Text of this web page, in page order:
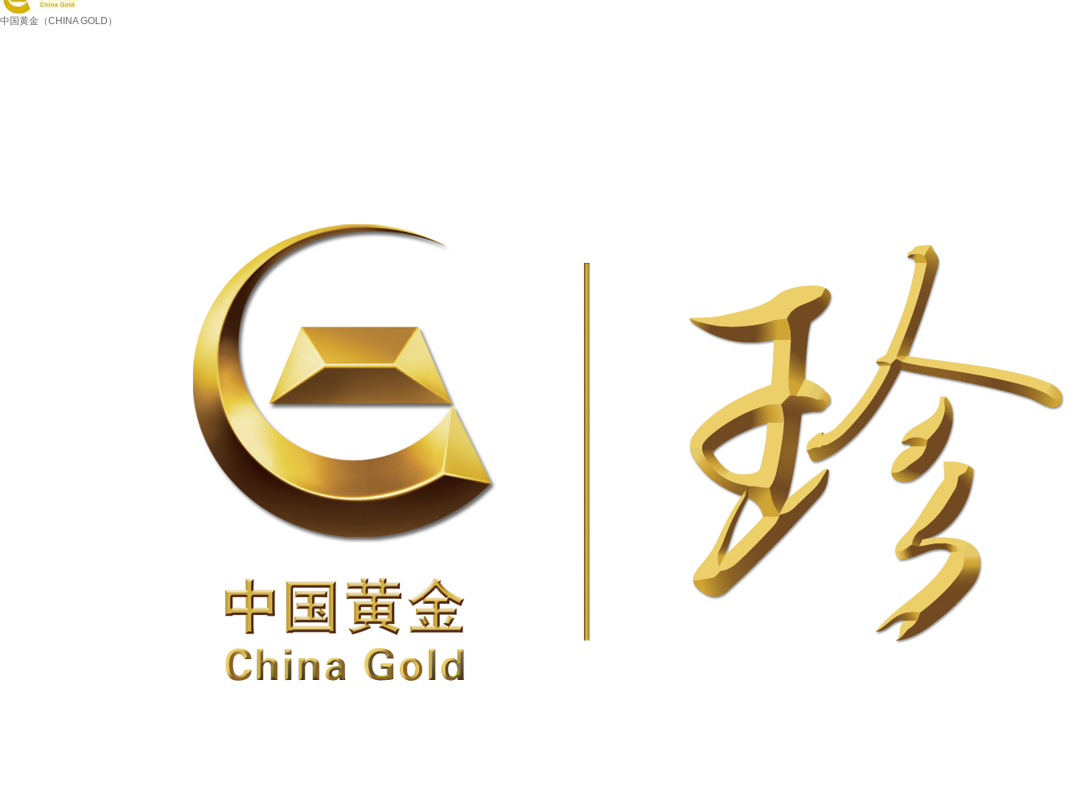
中国黄金（CHINA GOLD）